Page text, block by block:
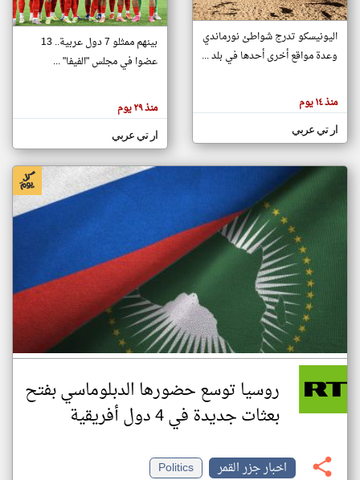
تغيير الدولة
اخبار جزر القمر على مدار الساعة
أهم اخبار جزر القمر العاجلة والمباشرة
هنا عن
وجهة
كاتبيها.
اليونيسكو تدرج شواطئ نورماندي
وعدة مواقع أخرى أحدها في بلد ...
منذ ١٤ يوم
ار تي عربي
بينهم ممثلو 7 دول عربية.. 13
عضوا في مجلس "الفيفا" ...
منذ ٢٩ يوم
ار تي عربي
روسيا توسع حضورها الدبلوماسي بفتح
بعثات جديدة في 4 دول أفريقية
اخبار جزر القمر
Politics
klyoum.com